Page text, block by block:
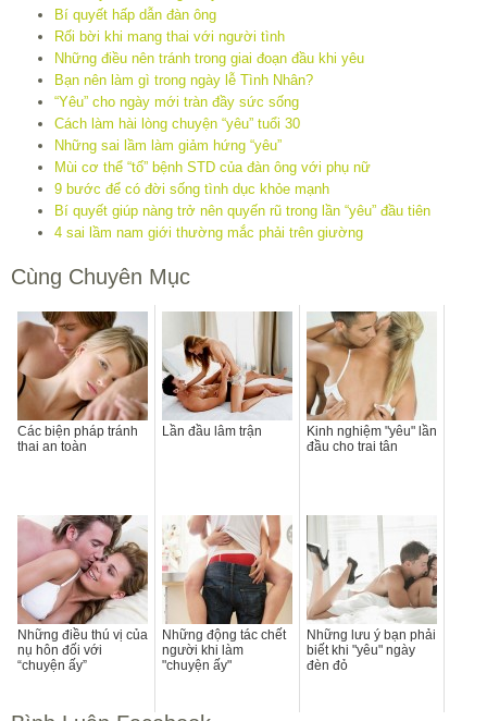
Bí quyết hấp dẫn đàn ông
Rối bời khi mang thai với người tình
Những điều nên tránh trong giai đoạn đầu khi yêu
Bạn nên làm gì trong ngày lễ Tình Nhân?
“Yêu” cho ngày mới tràn đầy sức sống
Cách làm hài lòng chuyện “yêu” tuổi 30
Những sai lầm làm giảm hứng “yêu”
Mùi cơ thể “tố” bệnh STD của đàn ông với phụ nữ
9 bước để có đời sống tình dục khỏe mạnh
Bí quyết giúp nàng trở nên quyến rũ trong lần “yêu” đầu tiên
4 sai lầm nam giới thường mắc phải trên giường
Cùng Chuyên Mục
Các biện pháp tránh
thai an toàn
Lần đầu lâm trận
Kinh nghiệm "yêu" lần
đầu cho trai tân
Những điều thú vị của
nụ hôn đối với
“chuyện ấy”
Những động tác chết
người khi làm
"chuyện ấy"
Những lưu ý bạn phải
biết khi "yêu" ngày
đèn đỏ